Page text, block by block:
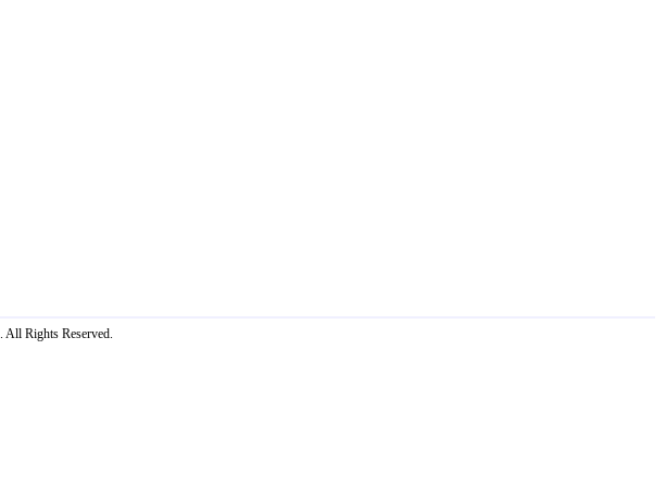
. All Rights Reserved.